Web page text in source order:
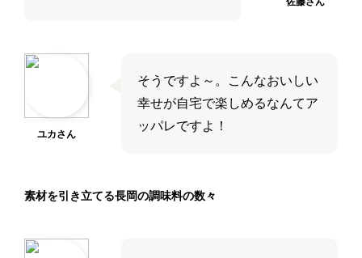
ユカさん
そうですよ～。こんなおいしい
幸せが自宅で楽しめるなんてア
ッパレですよ！
素材を引き立てる長岡の調味料の数々